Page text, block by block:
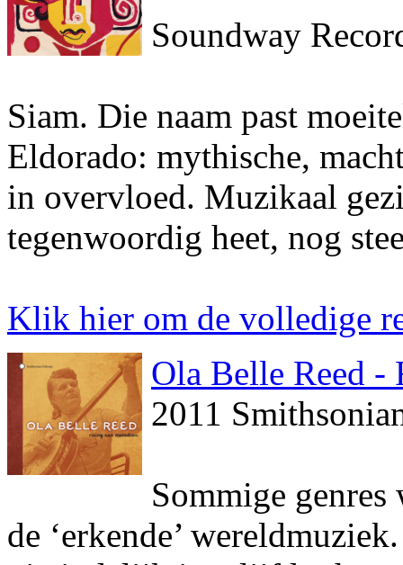
Soundway
Siam. Die naam past
Eldorado: mythische,
in overvloed. Muzikaal
tegenwoordig heet, nog
Klik hier om de volledige
Ola Belle Reed -
2011
Sommige
de ‘erkende’